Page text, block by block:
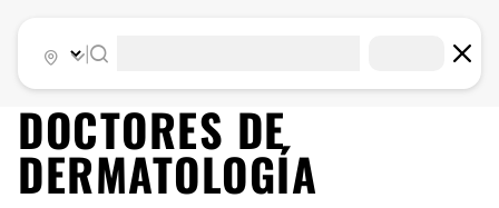
DOCTORES DE
DERMATOLOGÍA